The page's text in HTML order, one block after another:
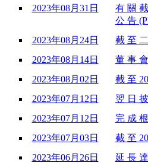
2023年08月31日
有 關
公 告
2023年08月24日
截 至
2023年08月14日
董 事
2023年08月02日
截 至
2023年07月12日
翌 日
2023年07月12日
完 成
2023年07月03日
截 至
2023年06月26日
延 長